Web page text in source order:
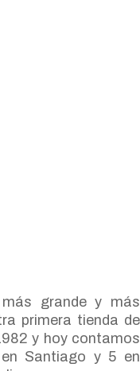
grande y más
primera tienda de
y hoy contamos
Santiago y 5 en